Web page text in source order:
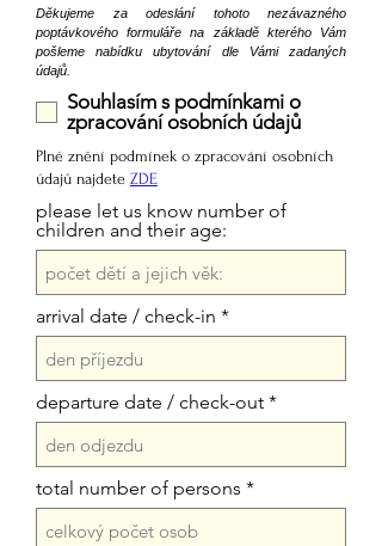
Děkujeme za odeslání tohoto nezávazného
poptávkového formuláře na základě kterého Vám
pošleme nabídku ubytování dle Vámi zadaných
údajů.
Souhlasím s podmínkami o
zpracování osobních údajů
Plné znění podmínek o zpracování osobních
údajů najdete ZDE
please let us know number of
children and their age:
arrival date / check-in
departure date / check-out
total number of persons